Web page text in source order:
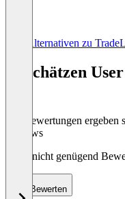
Alle Alternativen zu
So schätzen
Die Bewertungen
Reviews
Noch nicht genügend
Bewerten